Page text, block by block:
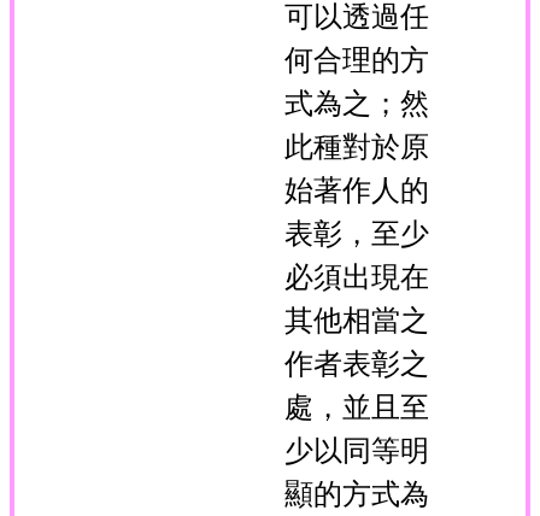
可以透過任
何合理的方
式為之；然
此種對於原
始著作人的
表彰，至少
必須出現在
其他相當之
作者表彰之
處，並且至
少以同等明
顯的方式為